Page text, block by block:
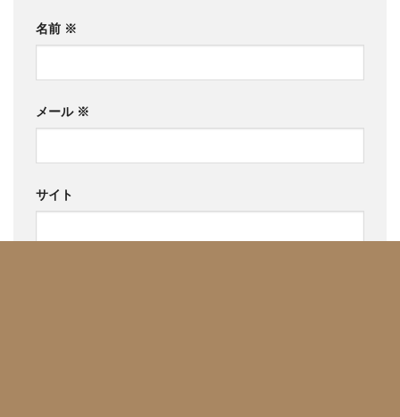
名前 ※
メール ※
サイト